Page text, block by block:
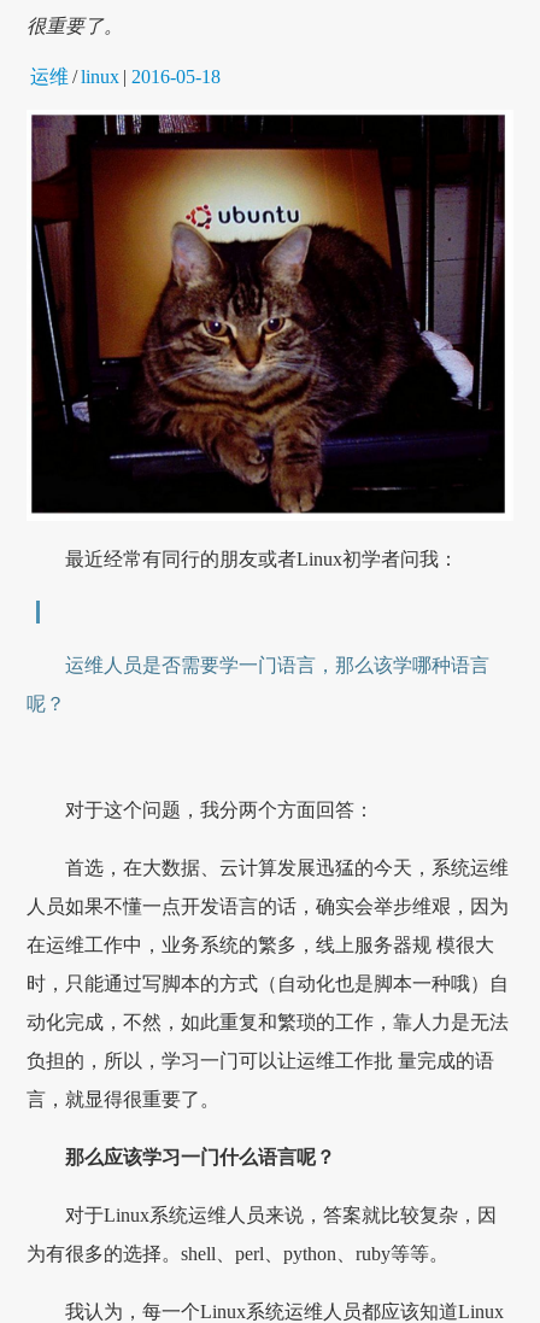
很重要了。
运维 /linux | 2016-05-18
最近经常有同行的朋友或者Linux初学者问我：
运维人员是否需要学一门语言，那么该学哪种语言
呢？
对于这个问题，我分两个方面回答：
首选，在大数据、云计算发展迅猛的今天，系统运维
人员如果不懂一点开发语言的话，确实会举步维艰，因为
在运维工作中，业务系统的繁多，线上服务器规 模很大
时，只能通过写脚本的方式（自动化也是脚本一种哦）自
动化完成，不然，如此重复和繁琐的工作，靠人力是无法
负担的，所以，学习一门可以让运维工作批 量完成的语
言，就显得很重要了。
那么应该学习一门什么语言呢？
对于Linux系统运维人员来说，答案就比较复杂，因
为有很多的选择。shell、perl、python、ruby等等。
我认为，每一个Linux系统运维人员都应该知道Linux